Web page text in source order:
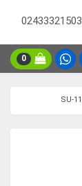
02433321503
0